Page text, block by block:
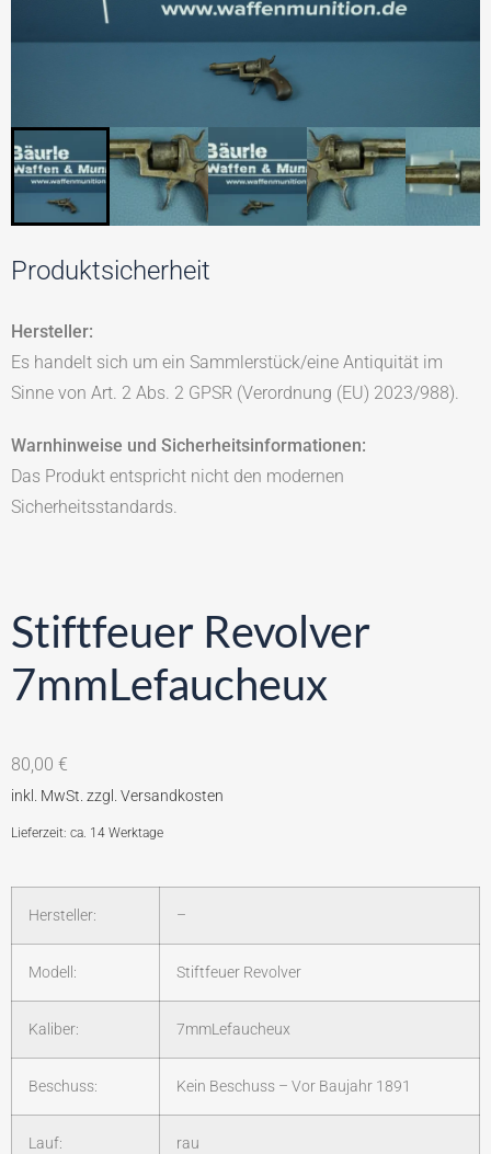
Produktsicherheit
Hersteller:
Es handelt sich um ein Sammlerstück/eine Antiquität im
Sinne von Art. 2 Abs. 2 GPSR (Verordnung (EU) 2023/988).
Warnhinweise und Sicherheitsinformationen:
Das Produkt entspricht nicht den modernen
Sicherheitsstandards.
Stiftfeuer Revolver
7mmLefaucheux
80,00 €
Lieferzeit: ca. 14 Werktage
Hersteller: –
Modell: Stiftfeuer Revolver
Kaliber: 7mmLefaucheux
Beschuss: Kein Beschuss – Vor Baujahr 1891
Lauf: rau